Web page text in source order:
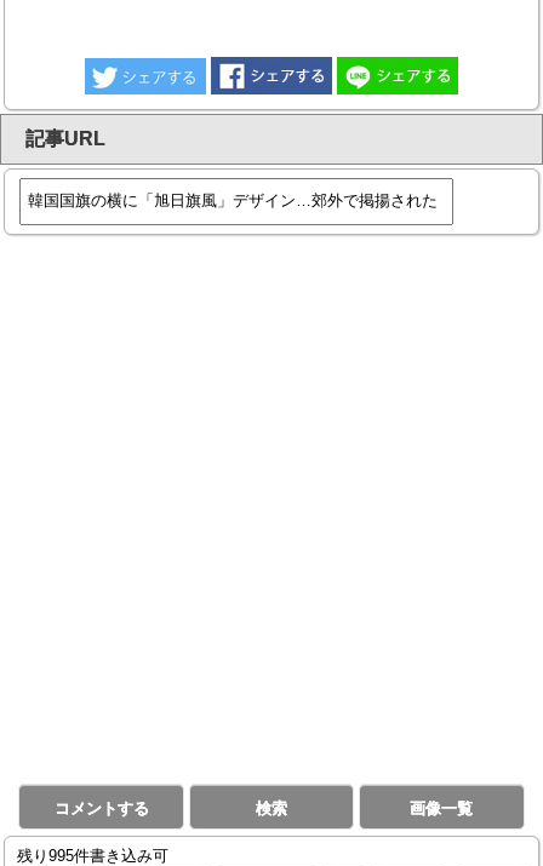
記事URL
コメントする 検索 画像一覧
残り995件書き込み可